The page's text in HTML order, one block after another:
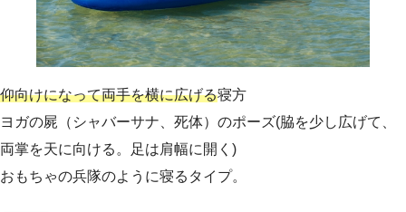
仰向けになって両手を横に広げる寝方
ヨガの屍（シャバーサナ、死体）のポーズ(脇を少し広げて、
両掌を天に向ける。足は肩幅に開く)
おもちゃの兵隊のように寝るタイプ。